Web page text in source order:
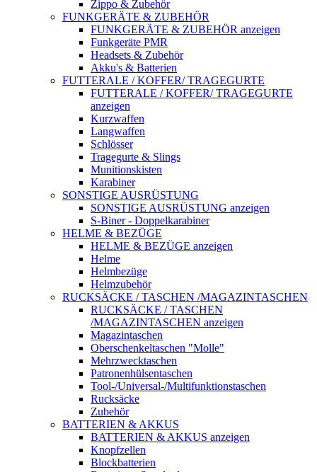
Zippo & Zubehör
FUNKGERÄTE & ZUBEHÖR
FUNKGERÄTE & ZUBEHÖR anzeigen
Funkgeräte PMR
Headsets & Zubehör
Akku's & Batterien
FUTTERALE / KOFFER/ TRAGEGURTE
FUTTERALE / KOFFER/ TRAGEGURTE
anzeigen
Kurzwaffen
Langwaffen
Schlösser
Tragegurte & Slings
Munitionskisten
Karabiner
SONSTIGE AUSRÜSTUNG
SONSTIGE AUSRÜSTUNG anzeigen
S-Biner - Doppelkarabiner
HELME & BEZÜGE
HELME & BEZÜGE anzeigen
Helme
Helmbezüge
Helmzubehör
RUCKSÄCKE / TASCHEN /MAGAZINTASCHEN
RUCKSÄCKE / TASCHEN
/MAGAZINTASCHEN anzeigen
Magazintaschen
Oberschenkeltaschen "Molle"
Mehrzwecktaschen
Patronenhülsentaschen
Tool-/Universal-/Multifunktionstaschen
Rucksäcke
Zubehör
BATTERIEN & AKKUS
BATTERIEN & AKKUS anzeigen
Knopfzellen
Blockbatterien